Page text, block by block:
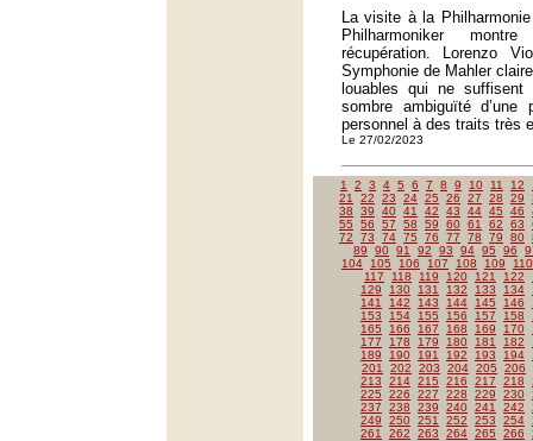
La visite à la
Philharmoniker
récupération. Lorenzo
Symphonie de Mahler
louables qui ne
sombre ambiguïté
personnel à des traits très
Le 27/02/2023
1 2 3 4 5 6 7 8 9 10 11 12
21
22 23 24 25 26 27 28 29
38
39 40 41 42 43 44 45 46
55
56 57 58 59 60 61 62 63
72
73 74 75 76 77 78 79 80
89
90 91 92 93 94 95 96
104
105 106 107 108 109
110
117
118 119 120 121 122
129
130 131 132 133 134
141
142 143 144 145 146
153
154 155 156 157 158
165
166 167 168 169 170
177
178 179 180 181 182
189
190 191 192 193 194
201
202 203 204 205
206
213
214 215 216 217 218
225
226 227 228 229 230
237
238 239 240 241 242
249
250 251 252 253 254
261
262 263 264 265 266